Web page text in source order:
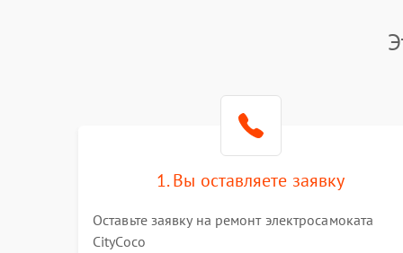
1. Вы оставляете заявку
Оставьте заявку на ремонт электросамоката
CityCoco